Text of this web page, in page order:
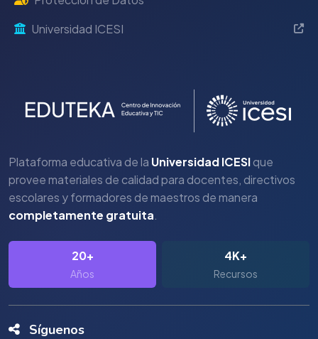
Universidad ICESI
Plataforma educativa de la Universidad ICESIque
provee materiales de calidad para docentes, directivos
escolares y formadores de maestros de manera
completamente gratuita.
20+
Años
4K+
Recursos
Síguenos